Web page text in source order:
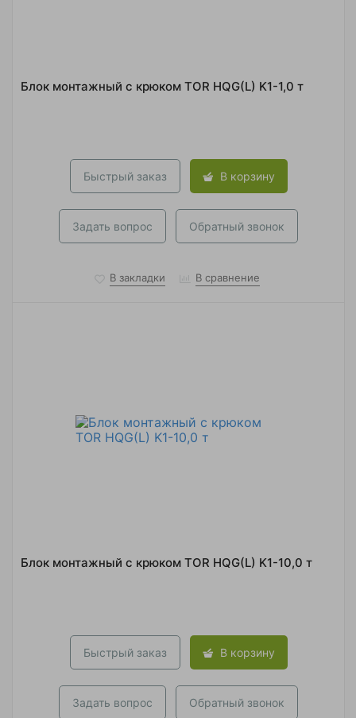
Блок монтажный с крюком TOR HQG(L) K1-1,0 т
Быстрый заказ В корзину
Задать вопрос Обратный звонок
В закладки В сравнение
Блок монтажный с крюком TOR HQG(L) K1-10,0 т
Быстрый заказ В корзину
Задать вопрос Обратный звонок